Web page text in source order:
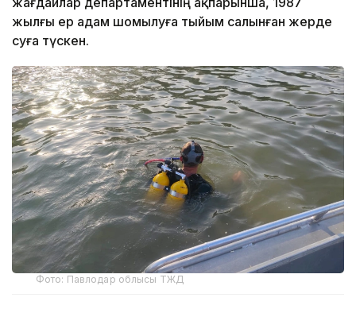
жылғы ер адам шомылуға тыйым салынған жерде
суға түскен.
Фото: Павлодар облысы ТЖД